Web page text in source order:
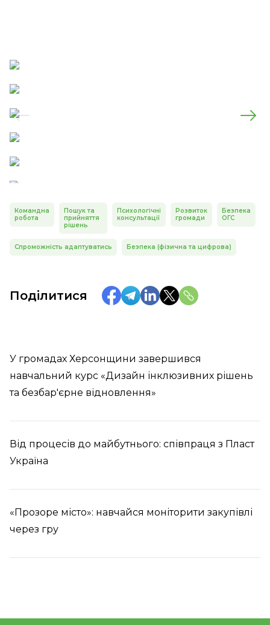
Командна
робота
Пошук та
прийняття
рішень
Психологічні
консультації
Розвиток
громади
Безпека
ОГС
Спроможність адаптуватись Безпека (фізична та цифрова)
Поділитися
У громадах Херсонщини завершився
навчальний курс «Дизайн інклюзивних рішень
та безбар'єрне відновлення»
Від процесів до майбутнього: співпраця з Пласт
Україна
«Прозоре місто»: навчайся моніторити закупівлі
через гру